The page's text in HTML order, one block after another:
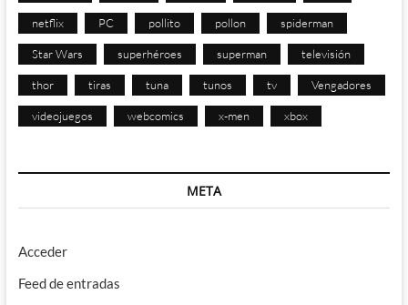
netflix PC pollito pollon spiderman
Star Wars superhéroes superman televisión
thor tiras tuna tunos tv Vengadores
videojuegos webcomics x-men xbox
META
Acceder
Feed de entradas